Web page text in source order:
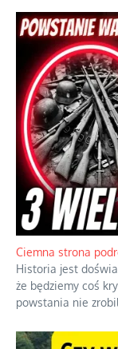
Ciemna strona
Historia jest
że będziemy coś
powstania nie